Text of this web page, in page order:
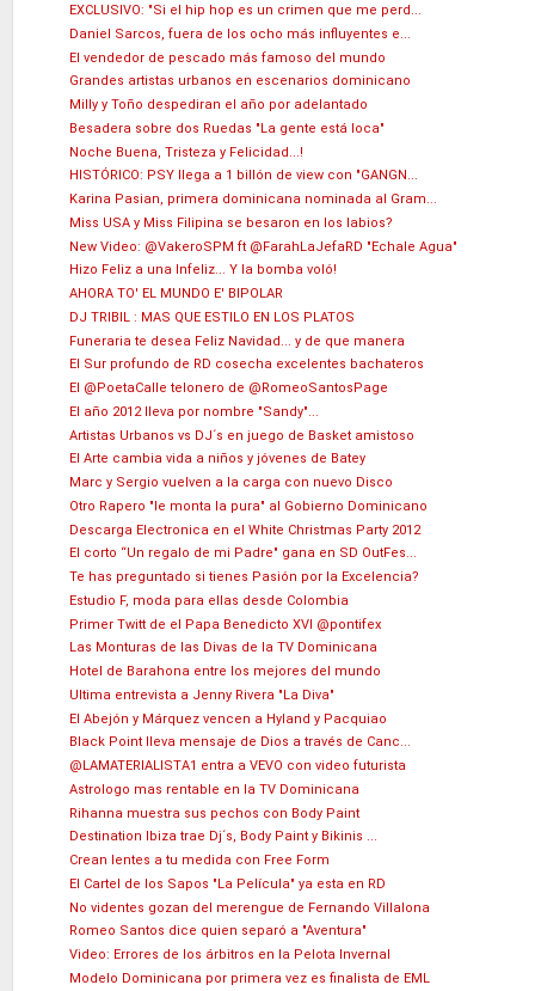
EXCLUSIVO: "Si el hip hop es un crimen que me perd...
Daniel Sarcos, fuera de los ocho más influyentes e...
El vendedor de pescado más famoso del mundo
Grandes artistas urbanos en escenarios dominicano
Milly y Toño despediran el año por adelantado
Besadera sobre dos Ruedas "La gente está loca"
Noche Buena, Tristeza y Felicidad...!
HISTÓRICO: PSY llega a 1 billón de view con "GANGN...
Karina Pasian, primera dominicana nominada al Gram...
Miss USA y Miss Filipina se besaron en los labios?
New Video: @VakeroSPM ft @FarahLaJefaRD "Echale Agua"
Hizo Feliz a una Infeliz... Y la bomba voló!
AHORA TO' EL MUNDO E' BIPOLAR
DJ TRIBIL : MAS QUE ESTILO EN LOS PLATOS
Funeraria te desea Feliz Navidad... y de que manera
El Sur profundo de RD cosecha excelentes bachateros
El @PoetaCalle telonero de @RomeoSantosPage
El año 2012 lleva por nombre "Sandy"...
Artistas Urbanos vs DJ´s en juego de Basket amistoso
El Arte cambia vida a niños y jóvenes de Batey
Marc y Sergio vuelven a la carga con nuevo Disco
Otro Rapero "le monta la pura" al Gobierno Dominicano
Descarga Electronica en el White Christmas Party 2012
El corto “Un regalo de mi Padre" gana en SD OutFes...
Te has preguntado si tienes Pasión por la Excelencia?
Estudio F, moda para ellas desde Colombia
Primer Twitt de el Papa Benedicto XVI @pontifex
Las Monturas de las Divas de la TV Dominicana
Hotel de Barahona entre los mejores del mundo
Ultima entrevista a Jenny Rivera "La Diva"
El Abejón y Márquez vencen a Hyland y Pacquiao
Black Point lleva mensaje de Dios a través de Canc...
@LAMATERIALISTA1 entra a VEVO con video futurista
Astrologo mas rentable en la TV Dominicana
Rihanna muestra sus pechos con Body Paint
Destination Ibiza trae Dj´s, Body Paint y Bikinis ...
Crean lentes a tu medida con Free Form
El Cartel de los Sapos "La Película" ya esta en RD
No videntes gozan del merengue de Fernando Villalona
Romeo Santos dice quien separó a "Aventura"
Video: Errores de los árbitros en la Pelota Invernal
Modelo Dominicana por primera vez es finalista de EML